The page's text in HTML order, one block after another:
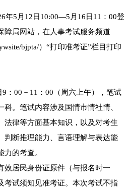
年5月12日10:00—5月16日11：00登
障局网站，在人事考试服务频道
bjpta/）“打印准考证”栏目打印
：00－11：00（周六上午），笔试
。笔试内容涉及国情市情社情、
法律等方面基本知识，以及对考生
判断推理能力、言语理解与表达能
的考查。
效居民身份证原件（与报名时一
考试须知见准考证。本次考试不指